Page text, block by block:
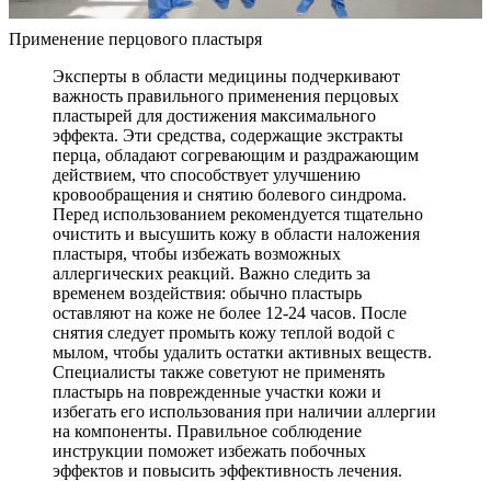
Применение перцового пластыря
Эксперты в области медицины подчеркивают
важность правильного применения перцовых
пластырей для достижения максимального
эффекта. Эти средства, содержащие экстракты
перца, обладают согревающим и раздражающим
действием, что способствует улучшению
кровообращения и снятию болевого синдрома.
Перед использованием рекомендуется тщательно
очистить и высушить кожу в области наложения
пластыря, чтобы избежать возможных
аллергических реакций. Важно следить за
временем воздействия: обычно пластырь
оставляют на коже не более 12-24 часов. После
снятия следует промыть кожу теплой водой с
мылом, чтобы удалить остатки активных веществ.
Специалисты также советуют не применять
пластырь на поврежденные участки кожи и
избегать его использования при наличии аллергии
на компоненты. Правильное соблюдение
инструкции поможет избежать побочных
эффектов и повысить эффективность лечения.